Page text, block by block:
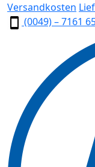
Versandkosten
(0049) – 7161